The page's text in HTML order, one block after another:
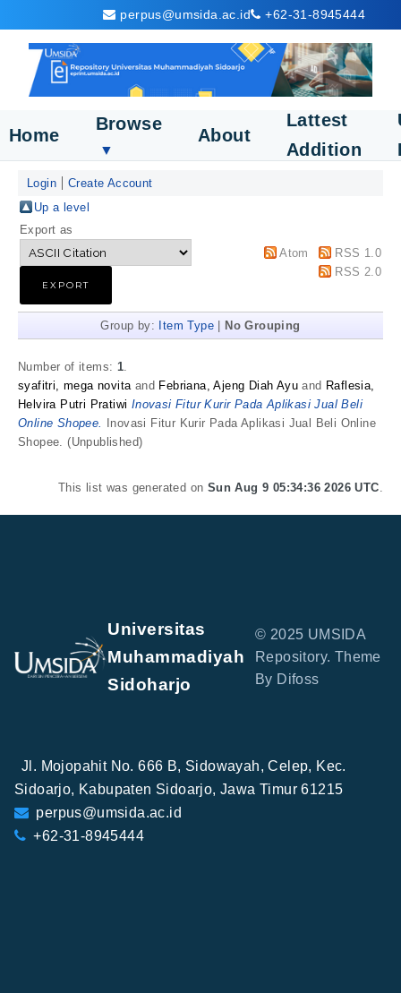
perpus@umsida.ac.id +62-31-8945444
Home
Browse
▼
About
Lattest
Addition
Login
Create Account
Up a level
Export as
Atom
RSS 1.0
RSS 2.0
Group by: Item Type No Grouping
Number of items: 1.
syafitri, mega novitaand Febriana, Ajeng Diah Ayu and Raflesia,
Helvira Putri Pratiwi Inovasi Fitur Kurir Pada Aplikasi Jual Beli
Online Shopee.
Inovasi Fitur Kurir Pada Aplikasi Jual Beli Online
Shopee. (Unpublished)
This list was generated on Sun Aug 9 05:34:36 2026 UTC.
Universitas
Muhammadiyah
Sidoharjo
© 2025 UMSIDA
Repository. Theme
By Difoss
Jl. Mojopahit No. 666 B, Sidowayah, Celep, Kec.
Sidoarjo, Kabupaten Sidoarjo, Jawa Timur 61215
perpus@umsida.ac.id
+62-31-8945444